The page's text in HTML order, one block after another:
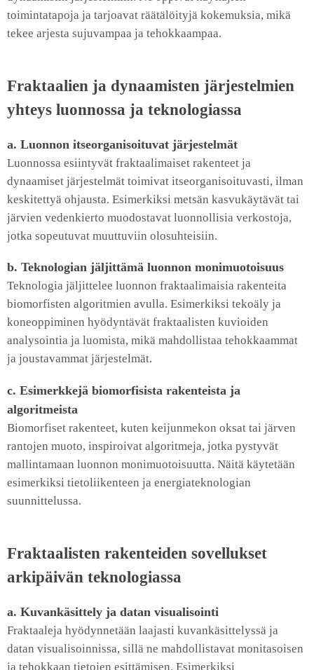
toimintatapoja ja tarjoavat räätälöityjä kokemuksia, mikä
tekee arjesta sujuvampaa ja tehokkaampaa.
Fraktaalien ja dynaamisten järjestelmien
yhteys luonnossa ja teknologiassa
a. Luonnon itseorganisoituvat järjestelmät
Luonnossa esiintyvät fraktaalimaiset rakenteet ja
dynaamiset järjestelmät toimivat itseorganisoituvasti, ilman
keskitettyä ohjausta. Esimerkiksi metsän kasvukäytävät tai
järvien vedenkierto muodostavat luonnollisia verkostoja,
jotka sopeutuvat muuttuviin olosuhteisiin.
b. Teknologian jäljittämä luonnon monimuotoisuus
Teknologia jäljittelee luonnon fraktaalimaisia rakenteita
biomorfisten algoritmien avulla. Esimerkiksi tekoäly ja
koneoppiminen hyödyntävät fraktaalisten kuvioiden
analysointia ja luomista, mikä mahdollistaa tehokkaammat
ja joustavammat järjestelmät.
c. Esimerkkejä biomorfisista rakenteista ja
algoritmeista
Biomorfiset rakenteet, kuten keijunmekon oksat tai järven
rantojen muoto, inspiroivat algoritmeja, jotka pystyvät
mallintamaan luonnon monimuotoisuutta. Näitä käytetään
esimerkiksi tietoliikenteen ja energiateknologian
suunnittelussa.
Fraktaalisten rakenteiden sovellukset
arkipäivän teknologiassa
a. Kuvankäsittely ja datan visualisointi
Fraktaaleja hyödynnetään laajasti kuvankäsittelyssä ja
datan visualisoinnissa, sillä ne mahdollistavat monitasoisen
ja tehokkaan tietojen esittämisen. Esimerkiksi